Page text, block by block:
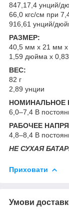
847,17,4 унций/
66,0 кгс/см при
916,61 унций/
РАЗМЕР:
40,5 мм х 21 мм х
1,59 дюйма х
ВЕС:
82 г
2,89 унции
НОМИНАЛЬНОЕ
6,0–7,4 В
РАБОЧЕЕ
4,8–8,4 В
НЕ СУХАЯ
Приховати
Умови